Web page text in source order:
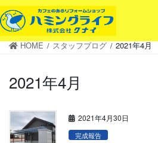
コ
ン
テ
ナ
ビ
ゲ
HOME スタッフブログ 2021年4月
2021年4月
2021年4月30日
完成報告